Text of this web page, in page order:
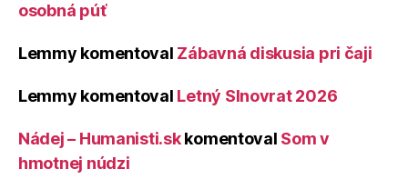
osobná púť
Lemmy komentoval Zábavná diskusia pri čaji
Lemmy komentoval Letný Slnovrat 2026
Nádej – Humanisti.skkomentoval Som v
hmotnej núdzi